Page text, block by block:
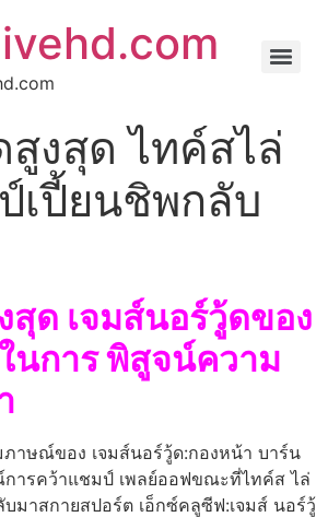
สูงสุด ไทค์สไล่
เปี้ยนชิพกลับ
สุด เจมส์นอร์วู้ดของ
นการ พิสูจน์ความ
าษณ์ของ เจมส์นอร์วู้ด:กองหน้า บาร์น
ารคว้าแชมป์ เพลย์ออฟขณะที่ไทค์ส ไล่
มาสกายสปอร์ต เอ็กซ์คลูซีฟ:เจมส์ นอร์วู้